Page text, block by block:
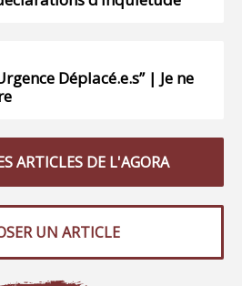
Déplacé.e.s” | Je ne
ARTICLES DE L'AGORA
UN ARTICLE